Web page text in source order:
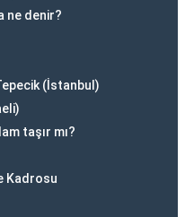
ne denir?
(İstanbul)
taşır mı?
Kadrosu